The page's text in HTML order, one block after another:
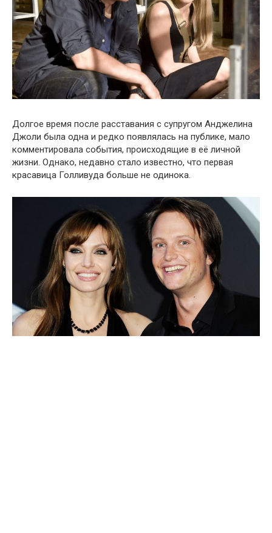
Долгое время после расставания с супругом Анджелина
Джоли была одна и редко появлялась на публике, мало
комментировала события, происходящие в её личной
жизни. Однако, недавно стало известно, что первая
красавица Голливуда больше не одинока.